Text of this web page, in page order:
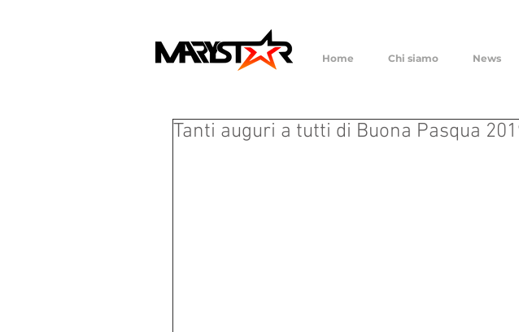
Home Chi siamo News
Tanti auguri a tutti di Buona Pasqua